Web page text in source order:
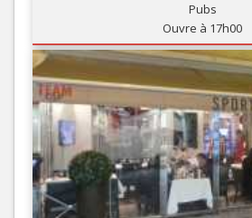
Pubs
Ouvre à 17h00